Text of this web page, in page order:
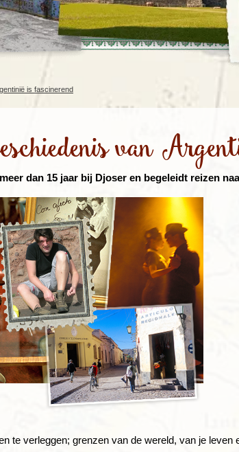
Finland
Frankrijk
Litouwen
Madeira
Rondreis China & Tibet, 42
dagen
Rondreis Sulawesi &
Molukken, 22 dagen
Kazachstan
Kirgizië
Laos
Malediven
is fascinerend
van
dan 15 jaar bij Djoser en begeleidt reizen
te verleggen; grenzen van de wereld, van je leven